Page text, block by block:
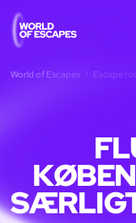
World of Escapes Escape